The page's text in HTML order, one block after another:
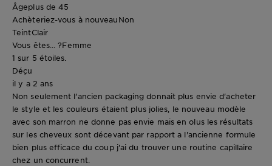
Âgeplus de 45
Achèteriez-vous à nouveauNon
TeintClair
Vous êtes... ?Femme
1 sur 5 étoiles.
Déçu
il y a 2 ans
Non seulement l'ancien packaging donnait plus envie d'acheter
le style et les couleurs étaient plus jolies, le nouveau modèle
avec son marron ne donne pas envie mais en olus les résultats
sur les cheveux sont décevant par rapport a l'ancienne formule
bien plus efficace du coup j'ai du trouver une routine capillaire
chez un concurrent.